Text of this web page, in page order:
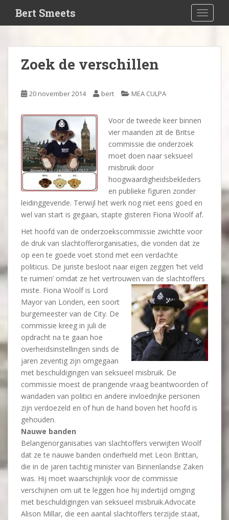
i
Bert Smeets
Zoek de verschillen
20 november 2014 bert MEA CULPA
Voor de tweede keer binnen
vier maanden zit de Britse
commissie die onderzoek
moet doen naar seksueel
misbruik door
hoogwaardigheidsbekleders
en publieke figuren zonder
leidinggevende. Terwijl het werk nog niet eens goed en
wel van start is gegaan, stapte gisteren Fiona Woolf af.
Het hoofd van de onderzoekscommissie zwichtte voor
de druk van slachtofferorganisaties, die vonden dat ze
op een te goede voet stond met een verdachte
politicus. De juriste besloot naar eigen zeggen ‘het veld
te ruimen’ omdat ze het vertrouwen van de slachtoffers
miste. Fiona Woolf is Lord
Mayor van Londen, een soort
burgemeester van de City. De
commissie kreeg in juli de
opdracht na te gaan hoe
overheidsinstellingen sinds de
jaren zeventig zijn omgegaan
met beschuldigingen van seksueel misbruik. De
commissie moest de prangende vraag beantwoorden of
wandaden van politici en andere invloedrijke personen
zijn verdoezeld en of hun de hand boven het hoofd is
gehouden.
Nauwe banden
Belangenorganisaties van slachtoffers verwijten Woolf
dat ze te nauwe banden onderhield met Leon Brittan,
die in de jaren tachtig minister van Binnenlandse Zaken
was. Hij moet waarschijnlijk voor de commissie
verschijnen om uit te leggen hoe hij indertijd omging
met beschuldigingen van seksueel misbruik.Advocate
Alison Millar, die een aantal slachtoffers terzijde staat,